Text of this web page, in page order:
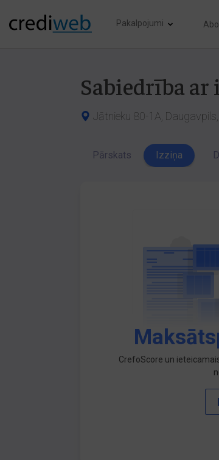
Pakalpojumi
Sabiedrība
Jātnieku 80-1A,
Pārskats Izziņa
CrefoScore un